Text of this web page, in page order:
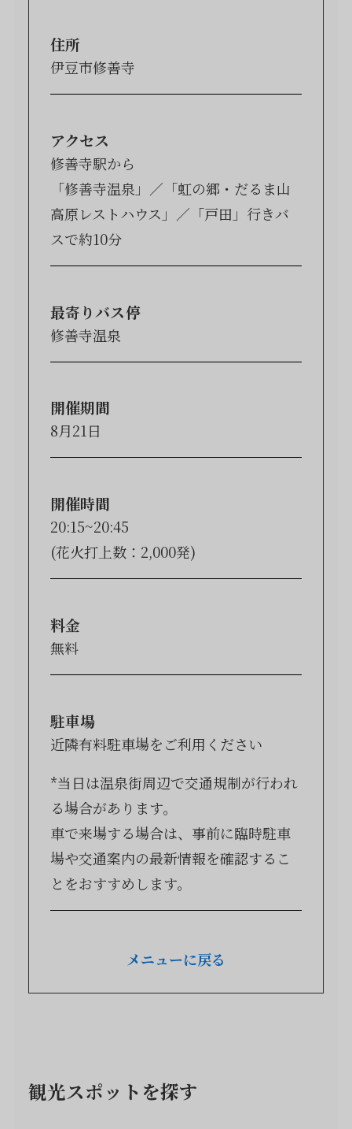
住所
伊豆市修善寺
アクセス
修善寺駅から
「修善寺温泉」／「虹の郷・だるま山
高原レストハウス」／「戸田」行きバ
スで約10分
最寄りバス停
修善寺温泉
開催期間
8月21日
開催時間
20:15~20:45
(花火打上数：2,000発)
料金
無料
駐車場
近隣有料駐車場をご利用ください
*当日は温泉街周辺で交通規制が行われ
る場合があります。
車で来場する場合は、事前に臨時駐車
場や交通案内の最新情報を確認するこ
とをおすすめします。
メニューに戻る
観光スポットを探す